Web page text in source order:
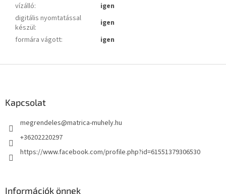
vízálló:
igen
digitális nyomtatással
készül:
igen
formára vágott: igen
Kapcsolat
megrendeles@matrica-muhely.hu
+36202220297
https://www.facebook.com/profile.php?id=61551379306530
Információk önnek